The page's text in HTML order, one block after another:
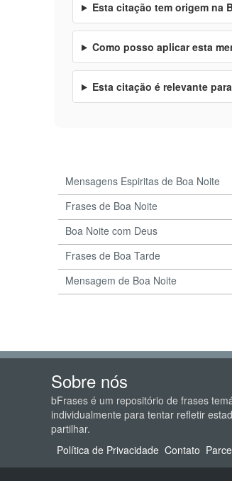
Esta citação tem origem na
Como posso aplicar esta
Esta citação é relevante
Mensagens Espiritas de Boa Noite
Frases de Boa Noite
Boa Noite com Deus
Frases de Boa Tarde
Mensagem de Boa Noite
Sobre nós
bFrases é um repositório de frases
individualmente para tentar refletir
partilhar.
Política de Privacidade Contato